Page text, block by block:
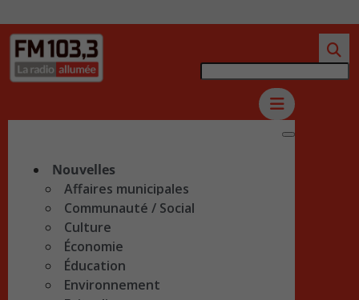
Nouvelles
Affaires municipales
Communauté / Social
Culture
Économie
Éducation
Environnement